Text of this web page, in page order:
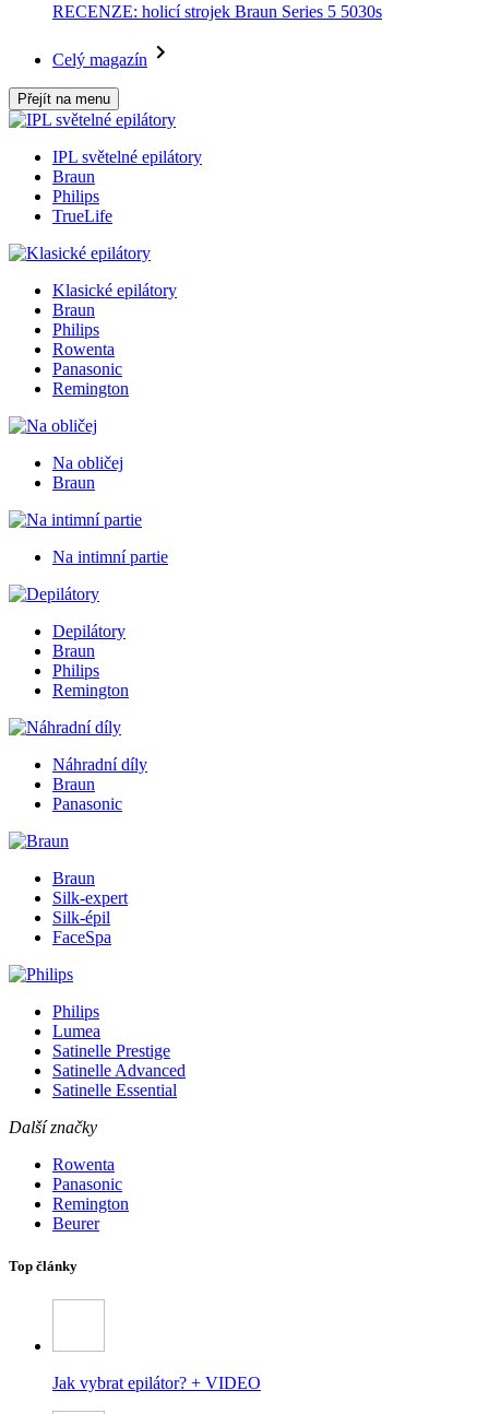
RECENZE: holicí strojek Braun Series 5 5030s
Celý magazín
Přejít na menu
IPL světelné epilátory
Braun
Philips
TrueLife
Klasické epilátory
Braun
Philips
Rowenta
Panasonic
Remington
Na obličej
Braun
Na intimní partie
Depilátory
Braun
Philips
Remington
Náhradní díly
Braun
Panasonic
Braun
Silk-expert
Silk-épil
FaceSpa
Philips
Lumea
Satinelle Prestige
Satinelle Advanced
Satinelle Essential
Další značky
Rowenta
Panasonic
Remington
Beurer
Top články
Jak vybrat epilátor? + VIDEO